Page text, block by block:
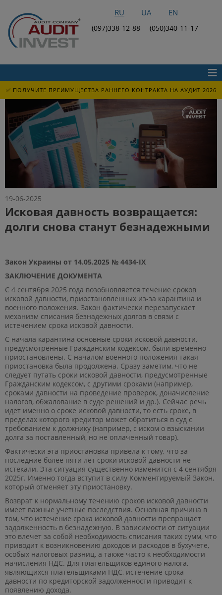
RU UA EN
(097)338-12-88 (050)340-11-17
✅ ПОЛУЧИТЕ ПРЕИМУЩЕСТВА РАННЕГО КОНТРАКТА НА АУДИТ 2026
19-06-2025
Исковая давность возвращается:
долги снова станут безнадежными
Закон Украины от 14.05.2025 № 4434-IX
ЗАКЛЮЧЕНИЕ ДОКУМЕНТА
С 4 сентября 2025 года возобновляется течение сроков
исковой давности, приостановленных из-за карантина и
военного положения. Закон фактически перезапускает
механизм списания безнадежных долгов в связи с
истечением срока исковой давности.
С начала карантина основные сроки исковой давности,
предусмотренные Гражданским кодексом, были временно
приостановлены. С началом военного положения такая
приостановка была продолжена. Сразу заметим, что не
следует путать сроки исковой давности, предусмотренные
Гражданским кодексом, с другими сроками (например,
сроками давности на проведение проверок, доначисление
налогов, обжалование в суде решений и др.). Сейчас речь
идет именно о сроке исковой давности, то есть сроке, в
пределах которого кредитор может обратиться в суд с
требованием к должнику (например, с иском о взыскании
долга за поставленный, но не оплаченный товар).
Фактически эта приостановка привела к тому, что за
последние более пяти лет сроки исковой давности не
истекали. Эта ситуация существенно изменится с 4 сентября
2025г. Именно тогда вступит в силу Комментируемый Закон,
который отменяет эту приостановку.
Возврат к нормальному течению сроков исковой давности
имеет важные учетные последствия. Основная причина в
том, что истечение срока исковой давности превращает
задолженность в безнадежную. В зависимости от ситуации
это влечет за собой необходимость списания таких сумм, что
приводит к возникновению доходов и расходов в бухучете,
особых налоговых разниц, а также часто к необходимости
начисления НДС. Для плательщиков единого налога,
являющихся плательщиками НДС, истечение срока
давности по кредиторской задолженности приводит к
появлению дохода.